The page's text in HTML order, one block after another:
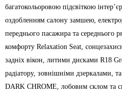
багатокольоровою підсвіткою
оздобленням салону замшею,
переднього пасажира та середнього
комфорту Relaxation Seat,
задніх вікон, литими дисками R18
радіатору, зовнішніми дзеркалами,
DARK CHROME, лобовим склом та